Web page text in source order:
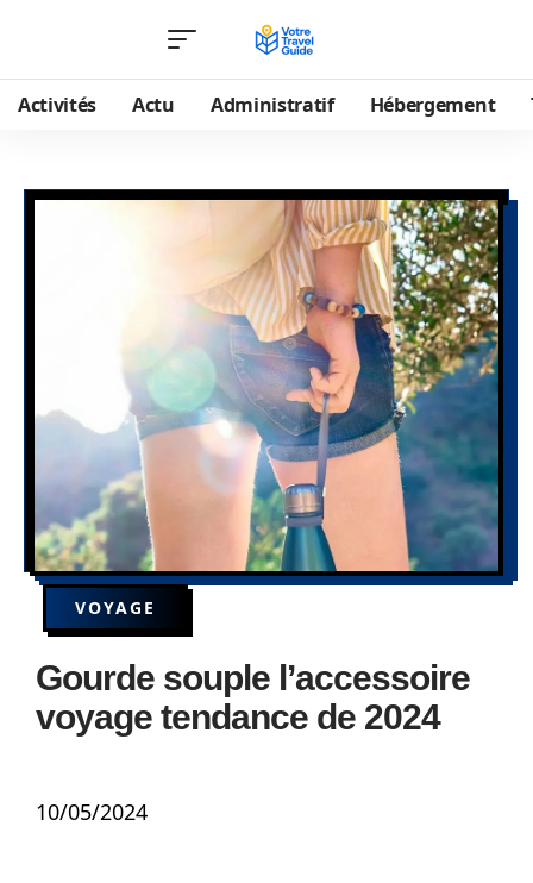
Activités Actu Administratif Hébergement
VOYAGE
Gourde souple l’accessoire
voyage tendance de 2024
10/05/2024